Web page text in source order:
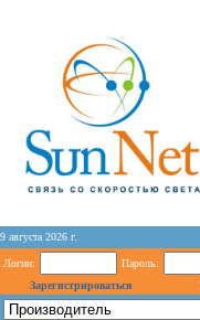
9 августа 2026 г.
Логин:
Пароль:
Зарегистрироваться